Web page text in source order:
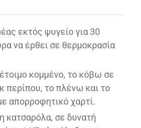
εκτός ψυγείο για 30
να έρθει σε θερμοκρασία
κομμένο, το κόβω σε
περίπου, το πλένω και το
απορροφητικό χαρτί.
κατσαρόλα, σε δυνατή